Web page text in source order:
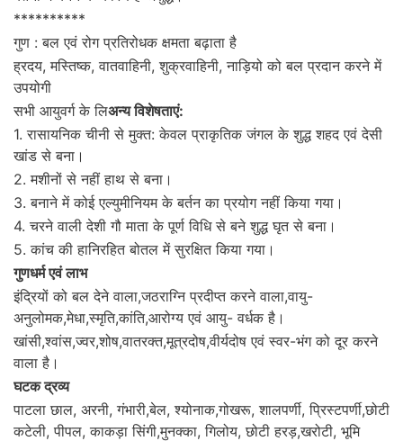
**********
गुण : बल एवं रोग प्रतिरोधक क्षमता बढ़ाता है
ह्रदय, मस्तिष्क, वातवाहिनी, शुक्रवाहिनी, नाड़ियो को बल प्रदान करने में
उपयोगी
सभी आयुवर्ग के लिअन्य विशेषताएं:
1. रासायनिक चीनी से मुक्त: केवल प्राकृतिक जंगल के शुद्ध शहद एवं देसी
खांड से बना।
2. मशीनों से नहीं हाथ से बना।
3. बनाने में कोई एल्युमीनियम के बर्तन का प्रयोग नहीं किया गया।
4. चरने वाली देशी गौ माता के पूर्ण विधि से बने शुद्ध घृत से बना।
5. कांच की हानिरहित बोतल में सुरक्षित किया गया।
गुणधर्म एवं लाभ
इंद्रियों को बल देने वाला,जठराग्नि प्रदीप्त करने वाला,वायु-
अनुलोमक,मेधा,स्मृति,कांति,आरोग्य एवं आयु- वर्धक है।
खांसी,श्वांस,ज्वर,शोष,वातरक्त,मूत्रदोष,वीर्यदोष एवं स्वर-भंग को दूर करने
वाला है।
घटक द्रव्य
पाटला छाल, अरनी, गंभारी,बेल, श्योनाक,गोखरू, शालपर्णी, प्रिस्टपर्णी,छोटी
कटेली, पीपल, काकड़ा सिंगी,मुनक्का, गिलोय, छोटी हरड़,खरोटी, भूमि